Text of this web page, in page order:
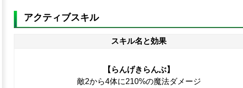
アクティブスキル
スキル名と効果
【らんげきらんぶ】
敵2から4体に210%の魔法ダメージ